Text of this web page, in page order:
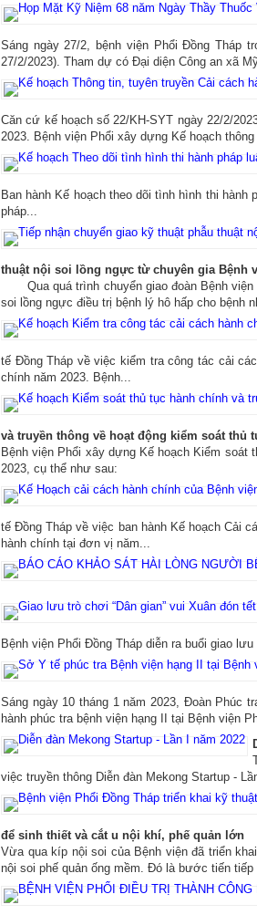
Sáng ngày 27/2, bệnh viện Phổi Đồng Tháp
27/2/2023). Tham dự có Đại diện Công an xã
Căn cứ kế hoạch số 22/KH-SYT ngày 22/2/
2023. Bệnh viện Phổi xây dựng Kế hoạch
Ban hành Kế hoạch theo dõi tình hình thi
pháp...
thuật nội soi lồng ngực từ chuyên gia Bệnh
Qua quá trình chuyển giao đoàn Bệnh viện
soi lồng ngực điều trị bệnh lý hô hấp cho bệnh
tế Đồng Tháp về việc kiểm tra công tác cải
chính năm 2023. Bệnh...
và truyền thông về hoạt động kiểm soát thủ
Bệnh viện Phổi xây dựng Kế hoạch Kiểm soát
2023, cụ thể như sau:
tế Đồng Tháp về việc ban hành Kế hoạch Cải
hành chính tại đơn vị năm...
Bệnh viện Phổi Đồng Tháp diễn ra buổi giao
Sáng ngày 10 tháng 1 năm 2023, Đoàn Phúc
hành phúc tra bệnh viện hạng II tại Bệnh viện
việc truyền thông Diễn đàn Mekong Startup -
để sinh thiết và cắt u nội khí, phế quản lớn
Vừa qua kíp nội soi của Bệnh viện đã triển
nội soi phế quản ống mềm. Đó là bước tiến